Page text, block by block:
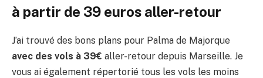
à partir de 39 euros aller-retour
J’ai trouvé des bons plans pour Palma de Majorque
avec des vols à 39€ aller-retour depuis Marseille. Je
vous ai également répertorié tous les vols les moins